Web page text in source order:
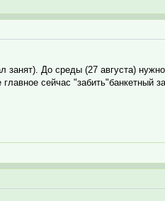
занят). До среды (27 августа)
сейчас "забить"банкетный